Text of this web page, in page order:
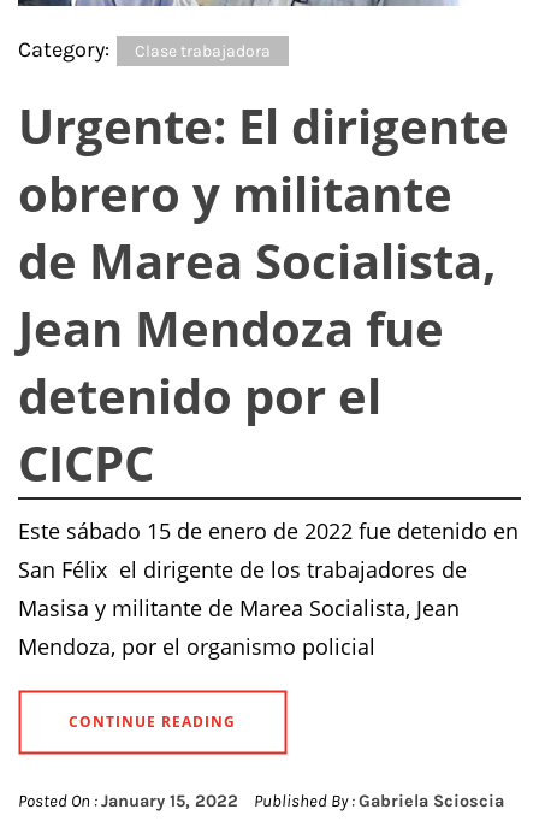
Category: Clase trabajadora
Urgente: El dirigente
obrero y militante
de Marea Socialista,
Jean Mendoza fue
detenido por el
CICPC
Este sábado 15 de enero de 2022 fue detenido en
San Félix el dirigente de los trabajadores de
Masisa y militante de Marea Socialista, Jean
Mendoza, por el organismo policial
CONTINUE READING
Posted On :January 15, 2022 Published By :Gabriela Scioscia